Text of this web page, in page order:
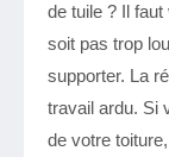
de tuile ? Il
soit pas trop
supporter. La
travail ardu. Si
de votre